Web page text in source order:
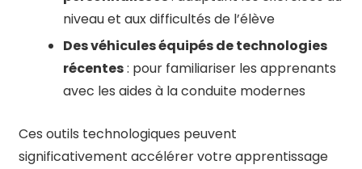
niveau et aux difficultés de l’élève
Des véhicules équipés de technologies
récentes: pour familiariser les apprenants
avec les aides à la conduite modernes
Ces outils technologiques peuvent
significativement accélérer votre apprentissage